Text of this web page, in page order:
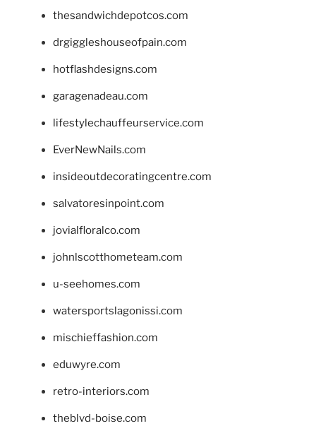
thesandwichdepotcos.com
drgiggleshouseofpain.com
hotflashdesigns.com
garagenadeau.com
lifestylechauffeurservice.com
EverNewNails.com
insideoutdecoratingcentre.com
salvatoresinpoint.com
jovialfloralco.com
johnlscotthometeam.com
u-seehomes.com
watersportslagonissi.com
mischieffashion.com
eduwyre.com
retro-interiors.com
theblvd-boise.com